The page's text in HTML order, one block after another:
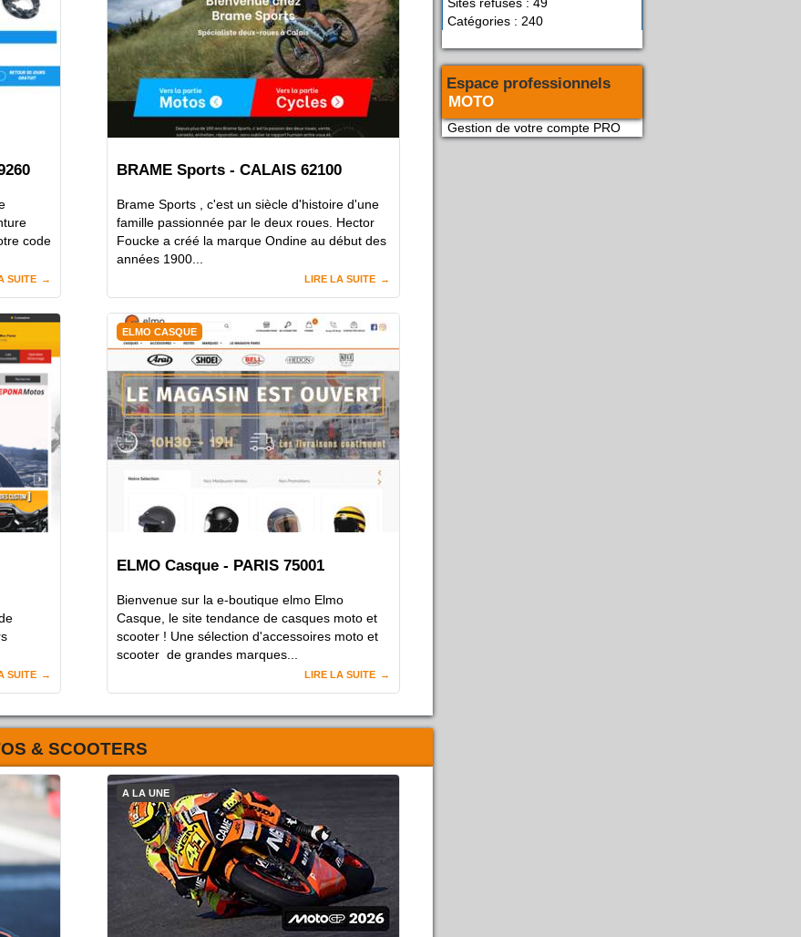
Sites refusés : 49
Catégories : 240
Espace professionnels
MOTO
Gestion de votre compte PRO
code
SUITE
BRAME Sports - CALAIS 62100
Brame Sports , c'est un siècle d'histoire d'une
famille passionnée par le deux roues. Hector
Foucke a créé la marque Ondine au début des
années 1900...
LIRE LA SUITE
SUITE
ELMO CASQUE
ELMO Casque - PARIS 75001
Bienvenue sur la e-boutique elmo Elmo
Casque, le site tendance de casques moto et
scooter ! Une sélection d'accessoires moto et
scooter de grandes marques...
LIRE LA SUITE
& SCOOTERS
A LA UNE